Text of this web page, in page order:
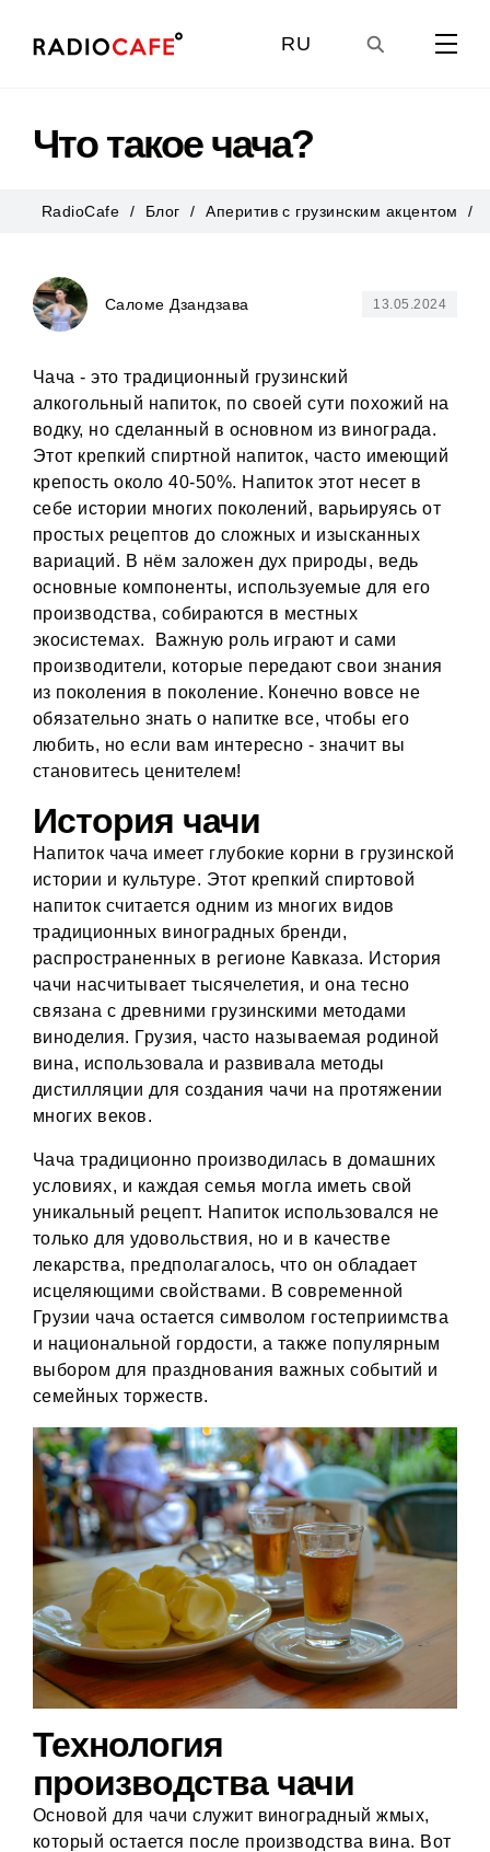
RU
EN
Что такое чача?
RadioCafe Блог Аперитив с грузинским акцентом
Саломе Дзандзава 13.05.2024
Чача - это традиционный грузинский
алкогольный напиток, по своей сути похожий на
водку, но сделанный в основном из винограда.
Этот крепкий спиртной напиток, часто имеющий
крепость около 40-50%. Напиток этот несет в
себе истории многих поколений, варьируясь от
простых рецептов до сложных и изысканных
вариаций. В нём заложен дух природы, ведь
основные компоненты, используемые для его
производства, собираются в местных
экосистемах. Важную роль играют и сами
производители, которые передают свои знания
из поколения в поколение. Конечно вовсе не
обязательно знать о напитке все, чтобы его
любить, но если вам интересно - значит вы
становитесь ценителем!
История чачи
Напиток чача имеет глубокие корни в грузинской
истории и культуре. Этот крепкий спиртовой
напиток считается одним из многих видов
традиционных виноградных бренди,
распространенных в регионе Кавказа. История
чачи насчитывает тысячелетия, и она тесно
связана с древними грузинскими методами
виноделия. Грузия, часто называемая родиной
вина, использовала и развивала методы
дистилляции для создания чачи на протяжении
многих веков.
Чача традиционно производилась в домашних
условиях, и каждая семья могла иметь свой
уникальный рецепт. Напиток использовался не
только для удовольствия, но и в качестве
лекарства, предполагалось, что он обладает
исцеляющими свойствами. В современной
Грузии чача остается символом гостеприимства
и национальной гордости, а также популярным
выбором для празднования важных событий и
семейных торжеств.
Технология
производства чачи
Основой для чачи служит виноградный жмых,
который остается после производства вина. Вот